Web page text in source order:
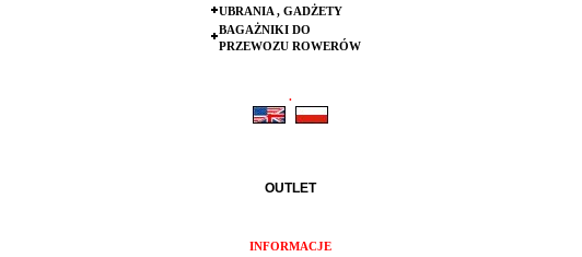
UBRANIA , GADŻETY
BAGAŻNIKI DO
PRZEWOZU ROWERÓW
.
OUTLET
INFORMACJE